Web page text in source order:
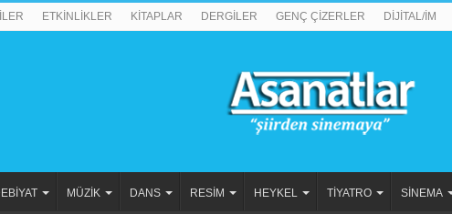
ETKİNLİKLER KİTAPLAR DERGİLER GENÇ ÇİZERLER DİJİTAL/İM
MÜZİK DANS RESİM HEYKEL TİYATRO SİNEMA